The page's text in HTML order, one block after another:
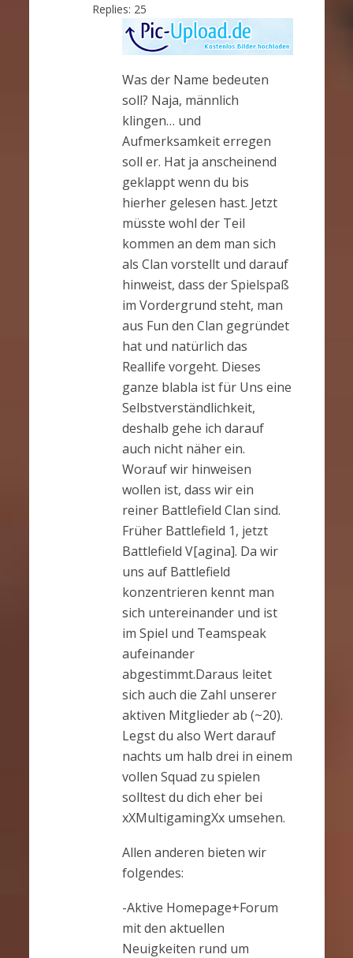
Replies: 25
Was der Name bedeuten
soll? Naja, männlich
klingen… und
Aufmerksamkeit erregen
soll er. Hat ja anscheinend
geklappt wenn du bis
hierher gelesen hast. Jetzt
müsste wohl der Teil
kommen an dem man sich
als Clan vorstellt und darauf
hinweist, dass der Spielspaß
im Vordergrund steht, man
aus Fun den Clan gegründet
hat und natürlich das
Reallife vorgeht. Dieses
ganze blabla ist für Uns eine
Selbstverständlichkeit,
deshalb gehe ich darauf
auch nicht näher ein.
Worauf wir hinweisen
wollen ist, dass wir ein
reiner Battlefield Clan sind.
Früher Battlefield 1, jetzt
Battlefield V[agina]. Da wir
uns auf Battlefield
konzentrieren kennt man
sich untereinander und ist
im Spiel und Teamspeak
aufeinander
abgestimmt.Daraus leitet
sich auch die Zahl unserer
aktiven Mitglieder ab (~20).
Legst du also Wert darauf
nachts um halb drei in einem
vollen Squad zu spielen
solltest du dich eher bei
xXMultigamingXx umsehen.
Allen anderen bieten wir
folgendes:
-Aktive Homepage+Forum
mit den aktuellen
Neuigkeiten rund um